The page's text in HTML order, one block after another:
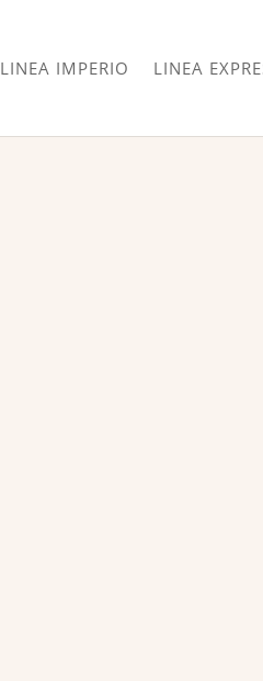
LINEA IMPERIO LINEA